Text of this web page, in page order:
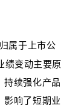
属于上市公
绩变动主要原
持续强化产品
影响了短期业